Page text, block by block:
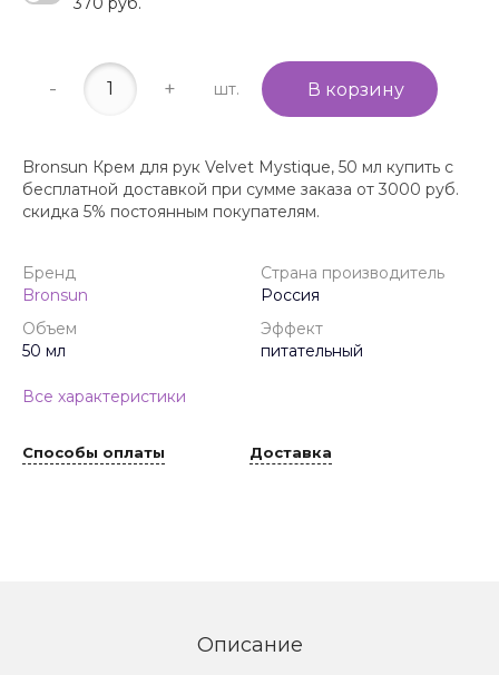
- + шт. В корзину
Bronsun Крем для рук Velvet Mystique, 50 мл купить с
бесплатной доставкой при сумме заказа от 3000 руб.
скидка 5% постоянным покупателям.
Бренд
Bronsun
Страна производитель
Россия
Объем
50 мл
Эффект
питательный
Все характеристики
Способы оплаты Доставка
Описание